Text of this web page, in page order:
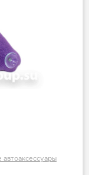
автоаксессуары